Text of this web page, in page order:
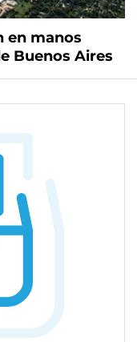
en manos
Buenos Aires